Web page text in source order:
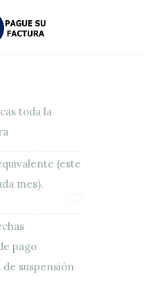
toda la
(este
mes).
pago
de suspensión